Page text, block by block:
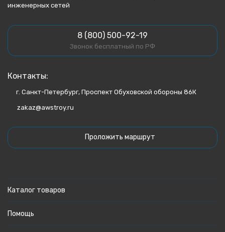
инженерных сетей
8 (800) 500-92-19
Звонок бесплатный по РФ
Контакты:
г. Санкт-Петербург, Проспект Обуховской обороны 86К
zakaz@awstroy.ru
Проложить маршрут
Каталог товаров
Помощь